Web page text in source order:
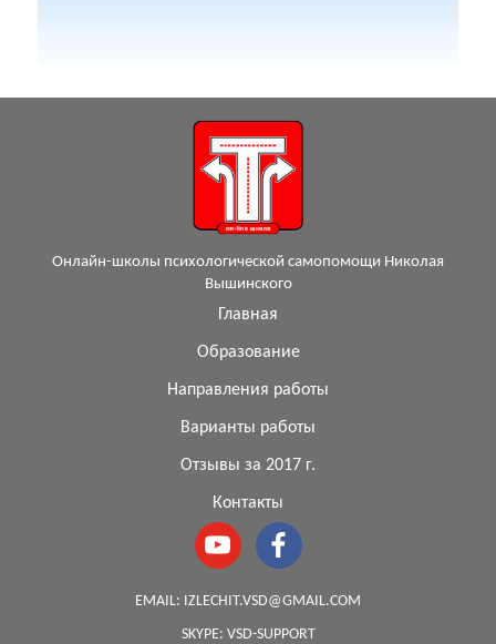
Онлайн-школы психологической самопомощи Николая
Вышинского
Главная
Образование
Направления работы
Варианты работы
Отзывы за 2017 г.
Контакты
EMAIL: IZLECHIT.VSD@GMAIL.COM
SKYPE: VSD-SUPPORT